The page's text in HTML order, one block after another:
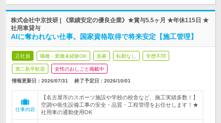
株式会社中京技研 | 《業績安定の優良企業》★賞与5.5ヶ月 ★年休115日 ★
社用車貸与
AIに奪われない仕事。国家資格取得で将来安定【施工管理】
正社員 職種・業種未経験OK 急募 転勤なし 学歴不問
第二新卒歓迎 女性のおしごと掲載中
情報更新日：2026/07/31 終了予定日： 2026/10/01
仕事内容
【名古屋市のスポーツ施設や学校の校舎など、施工実績多数！】
空調や衛生設備工事の安全・品質・工程管理をお任せします！★
社用車の通勤使用OK